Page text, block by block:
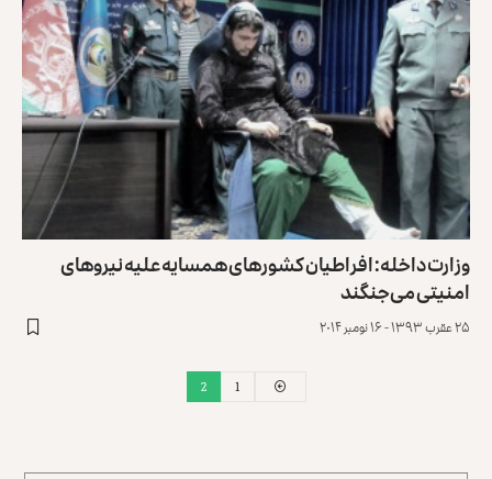
وزارت داخله: افراطیان کشورهای همسایه علیه نیروهای
امنیتی می‌جنگند
۲۵ عقرب ۱۳۹۳ - ۱۶ نومبر ۲۰۱۴
1
2